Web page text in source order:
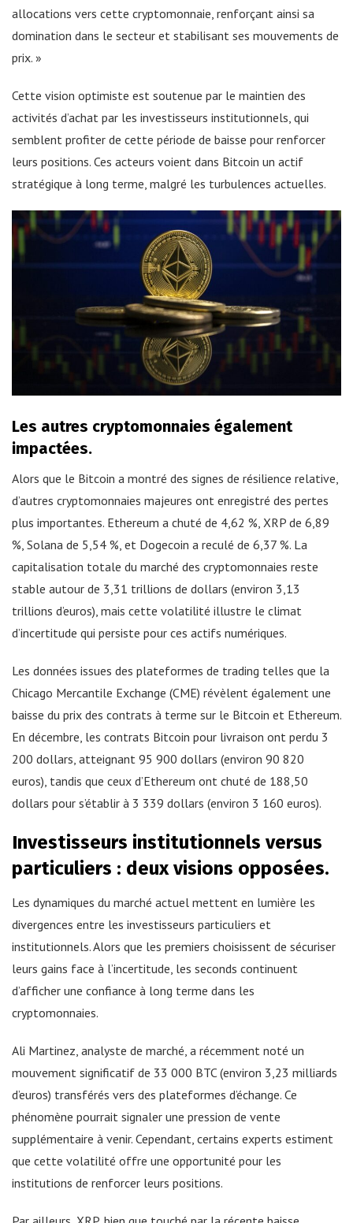
allocations vers cette cryptomonnaie, renforçant ainsi sa
domination dans le secteur et stabilisant ses mouvements de
prix. »
Cette vision optimiste est soutenue par le maintien des
activités d’achat par les investisseurs institutionnels, qui
semblent profiter de cette période de baisse pour renforcer
leurs positions. Ces acteurs voient dans Bitcoin un actif
stratégique à long terme, malgré les turbulences actuelles.
Les autres cryptomonnaies également
impactées.
Alors que le Bitcoin a montré des signes de résilience relative,
d’autres cryptomonnaies majeures ont enregistré des pertes
plus importantes. Ethereum a chuté de 4,62 %, XRP de 6,89
%, Solana de 5,54 %, et Dogecoin a reculé de 6,37 %. La
capitalisation totale du marché des cryptomonnaies reste
stable autour de 3,31 trillions de dollars (environ 3,13
trillions d’euros), mais cette volatilité illustre le climat
d’incertitude qui persiste pour ces actifs numériques.
Les données issues des plateformes de trading telles que la
Chicago Mercantile Exchange (CME) révèlent également une
baisse du prix des contrats à terme sur le Bitcoin et Ethereum.
En décembre, les contrats Bitcoin pour livraison ont perdu 3
200 dollars, atteignant 95 900 dollars (environ 90 820
euros), tandis que ceux d’Ethereum ont chuté de 188,50
dollars pour s’établir à 3 339 dollars (environ 3 160 euros).
Investisseurs institutionnels versus
particuliers : deux visions opposées.
Les dynamiques du marché actuel mettent en lumière les
divergences entre les investisseurs particuliers et
institutionnels. Alors que les premiers choisissent de sécuriser
leurs gains face à l’incertitude, les seconds continuent
d’afficher une confiance à long terme dans les
cryptomonnaies.
Ali Martinez, analyste de marché, a récemment noté un
mouvement significatif de 33 000 BTC (environ 3,23 milliards
d’euros) transférés vers des plateformes d’échange. Ce
phénomène pourrait signaler une pression de vente
supplémentaire à venir. Cependant, certains experts estiment
que cette volatilité offre une opportunité pour les
institutions de renforcer leurs positions.